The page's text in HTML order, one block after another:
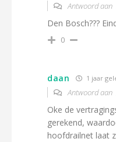
Antwoord aan
Den Bosch???
0
daan 1 jaar
Antwoord aan
Oke de
gerekend,
hoofdrailnet laat